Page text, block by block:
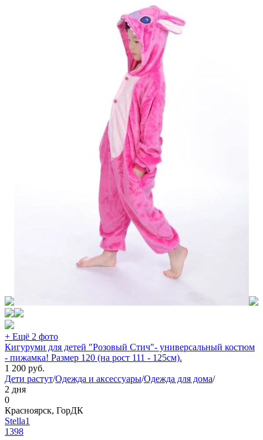
+ Ещё 2 фото
Кигуруми для детей "Розовый Стич"- универсальный костюм
- пижамка! Размер 120 (на рост 111 - 125см).
1 200 руб.
Дети растут/Одежда и аксессуары/Одежда для дома/
2 дня
0
Красноярск, ГорДК
Stella1
1398